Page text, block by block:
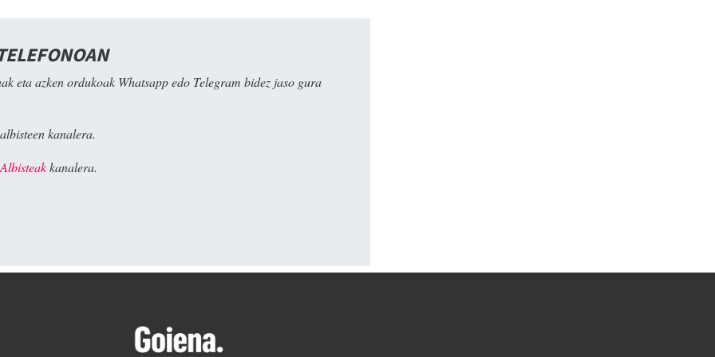
eta azken ordukoak Whatsapp edo Telegram bidez jaso gura
kanalera.
kanalera.